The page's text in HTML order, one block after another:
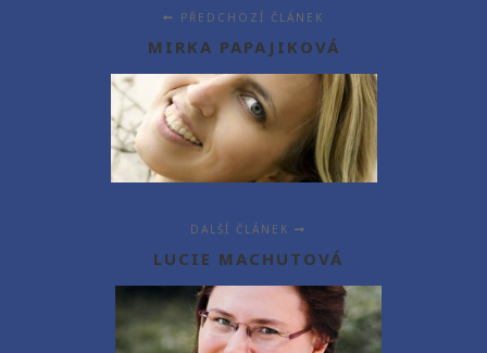
PŘEDCHOZÍ ČLÁNEK
MIRKA PAPAJIKOVÁ
DALŠÍ ČLÁNEK
LUCIE MACHUTOVÁ